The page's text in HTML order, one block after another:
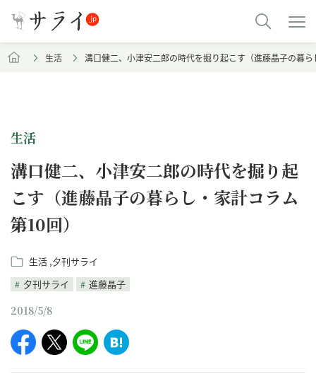
生活 溝口健二、小津安二郎の時代を掘り起こす（進藤晶子の暮
生活
溝口健二、小津安二郎の時代を掘り起
こす（進藤晶子の暮らし・家計コラム
第10回）
生活 夕刊サライ
夕刊サライ
進藤晶子
2018/5/8